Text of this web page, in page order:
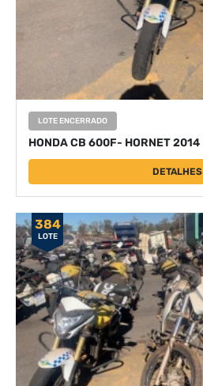
LOTE ENCERRADO
HONDA CB 600F- HORNET 2014
DETALHES
384
LOTE